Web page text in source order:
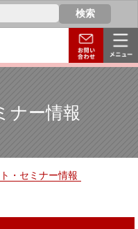
ナー情報
・セミナー情報